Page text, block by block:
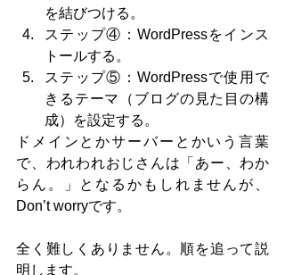
を結びつける。
ステップ④：WordPressをインス
トールする。
ステップ⑤：WordPressで使用で
きるテーマ（ブログの見た目の構
成）を設定する。
ドメインとかサーバーとかいう言葉
で、われわれおじさんは「あー、わか
らん。」となるかもしれませんが、
Don’t worryです。
全く難しくありません。順を追って説
明します。